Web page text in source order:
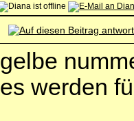
gelbe
es werden